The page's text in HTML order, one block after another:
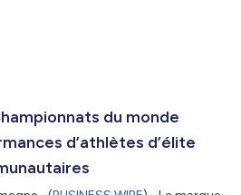
du monde
d’athlètes d’élite